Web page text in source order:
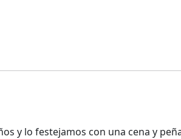
y lo festejamos con una cena y